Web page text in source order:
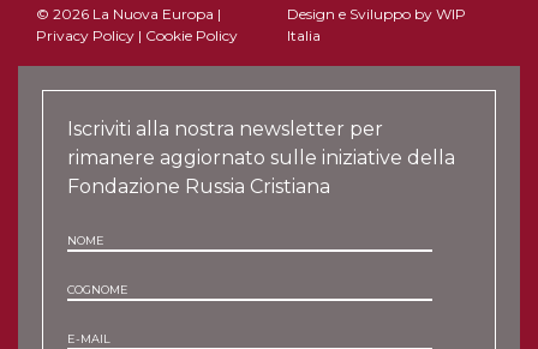
© 2026 La Nuova Europa |
Privacy Policy | Cookie Policy
Design e Sviluppo by WIP
Italia
Iscriviti alla nostra newsletter per
rimanere aggiornato sulle iniziative della
Fondazione Russia Cristiana
NOME
COGNOME
E-MAIL